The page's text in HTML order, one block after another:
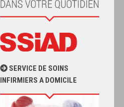
SERVICE DE SOINS
INFIRMIERS A DOMICILE